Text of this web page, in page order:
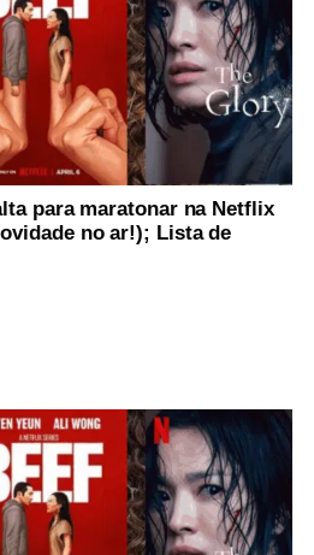
para maratonar na Netflix
no ar!); Lista de